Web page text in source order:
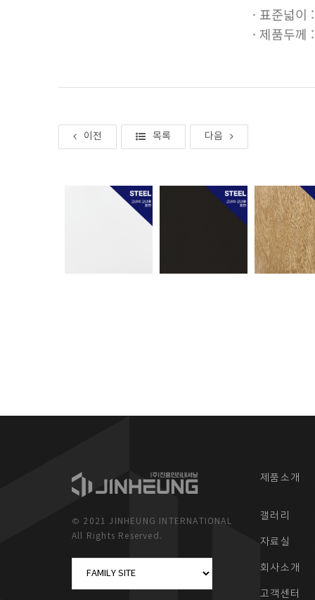
· 표준넓
· 제품두
이전 목록 다음
© 2021 JINHEUNG INTERNATIONAL
All Rights Reserved.
제품소개
갤러리
자료실
회사소개
고객센터